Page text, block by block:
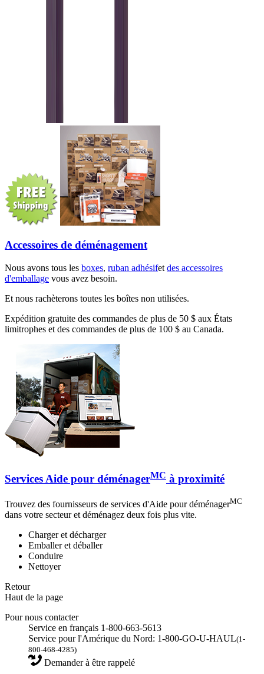
Accessoires de déménagement
Nous avons tous les boxes, ruban adhésifet des accessoires
d'emballage vous avez besoin.
Et nous rachèterons toutes les boîtes non utilisées.
Expédition gratuite des commandes de plus de 50 $ aux États
limitrophes et des commandes de plus de 100 $ au Canada.
Services Aide pour déménagerMC à proximité
Trouvez des fournisseurs de services d'Aide pour déménagerMC
dans votre secteur et déménagez deux fois plus vite.
Charger et décharger
Emballer et déballer
Conduire
Nettoyer
Retour
Haut de la page
Pour nous contacter
Service en français 1-800-663-5613
Service pour l'Amérique du Nord: 1-800-GO-U-HAUL(1-
800-468-4285)
Demander à être rappelé